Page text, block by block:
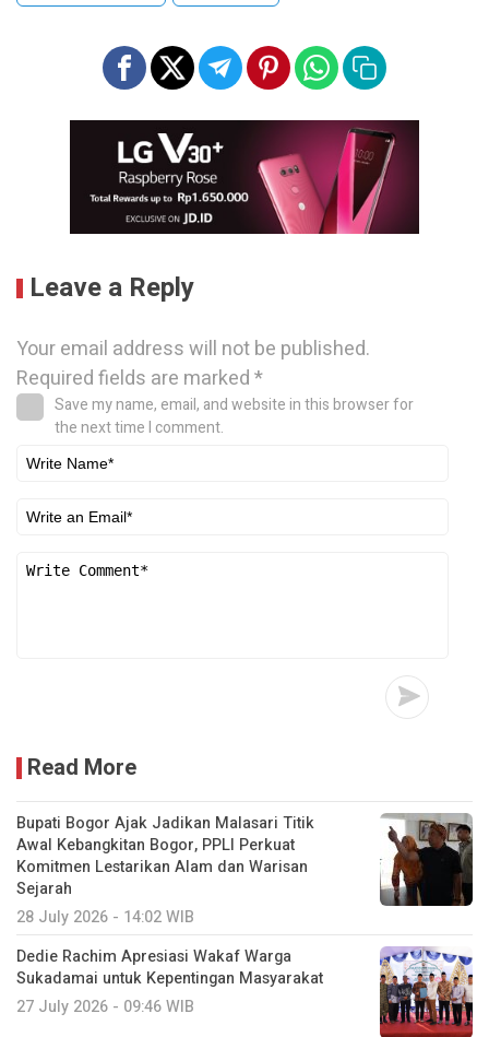
Leave a Reply
Your email address will not be published.
Required fields are marked*
Save my name, email, and website in this browser for
the next time I comment.
Read More
Bupati Bogor Ajak Jadikan Malasari Titik
Awal Kebangkitan Bogor, PPLI Perkuat
Komitmen Lestarikan Alam dan Warisan
Sejarah
28 July 2026 - 14:02 WIB
Dedie Rachim Apresiasi Wakaf Warga
Sukadamai untuk Kepentingan Masyarakat
27 July 2026 - 09:46 WIB